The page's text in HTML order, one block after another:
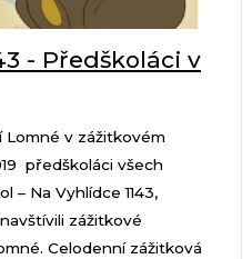
- Předškoláci v
Lomné v zážitkovém
předškoláci všech
Na Vyhlídce 1143,
zážitkové
Celodenní zážitková